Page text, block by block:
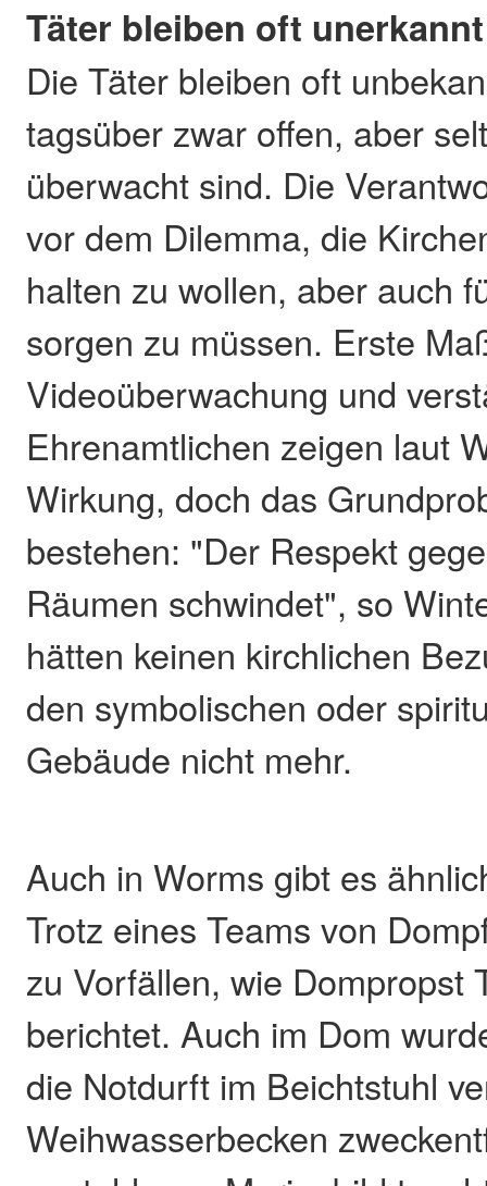
Täter bleiben oft unerkannt
Die Täter bleiben oft
tagsüber zwar offen, aber
überwacht sind. Die
vor dem Dilemma, die
halten zu wollen, aber auch
sorgen zu müssen. Erste
Videoüberwachung und
Ehrenamtlichen zeigen laut
Wirkung, doch das
bestehen: "Der Respekt
Räumen schwindet", so
hätten keinen kirchlichen
den symbolischen oder
Gebäude nicht mehr.
Auch in Worms gibt es
Trotz eines Teams von
zu Vorfällen, wie Dompropst
berichtet. Auch im Dom
die Notdurft im Beichtstuhl
Weihwasserbecken